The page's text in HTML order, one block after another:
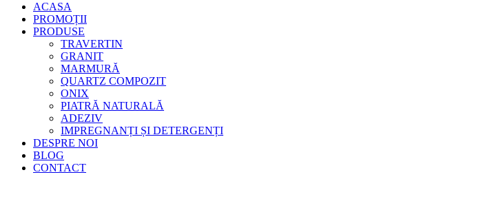
ACASA
PROMOȚII
PRODUSE
TRAVERTIN
GRANIT
MARMURĂ
QUARTZ COMPOZIT
ONIX
PIATRĂ NATURALĂ
ADEZIV
IMPREGNANȚI ȘI DETERGENȚI
DESPRE NOI
BLOG
CONTACT